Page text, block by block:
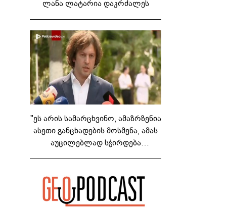
ლანა ლატარია დაკრძალეს
"ეს არის სამარცხვინო, ამაზრზენია
ასეთი განცხადების მოსმენა, ამას
აუცილებლად სჭირდება